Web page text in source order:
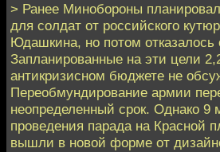
> Ранее Минобороны
для солдат от российского
Юдашкина, но потом отказалось
Запланированные на эти цели
антикризисном бюджете не
Переобмундирование армии
неопределенный срок. Однако 9
проведения парада на Красной
вышли в новой форме от